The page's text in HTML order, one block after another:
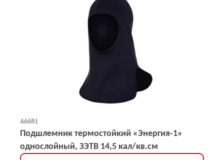
А6681
Подшлемник термостойкий «Энергия-1»
однослойный, ЗЭТВ 14,5 кал/кв.см